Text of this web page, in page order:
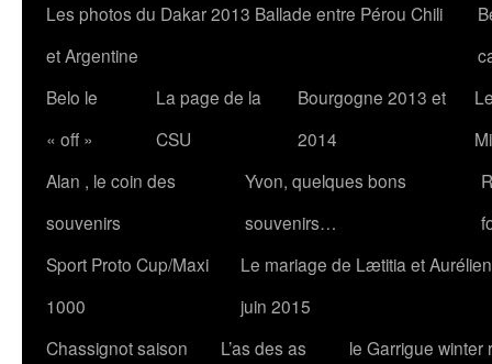
Les photos du Dakar 2013 Ballade entre Pérou Chili
et Argentine
Belo le
« off »
La page de la
CSU
Bourgogne 2013 et
2014
Alan , le coin des
souvenirs
Yvon, quelques bons
souvenirs…
Sport Proto Cup/Maxi
1000
Le mariage de Lætitia et
juin 2015
Chassignot saison
L’as des as
le Garrigue winter